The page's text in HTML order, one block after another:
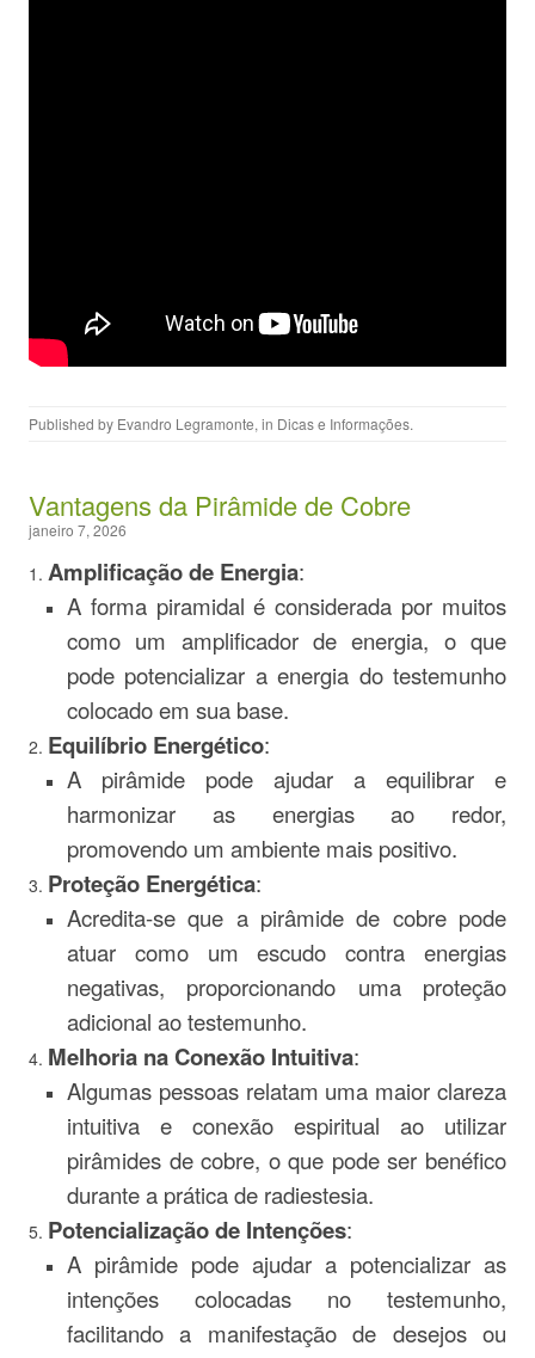
Published by Evandro Legramonte, in Dicas e Informações.
Vantagens da Pirâmide de Cobre
janeiro 7, 2026
Amplificação de Energia:
A forma piramidal é considerada por muitos
como um amplificador de energia, o que
pode potencializar a energia do testemunho
colocado em sua base.
Equilíbrio Energético:
A pirâmide pode ajudar a equilibrar e
harmonizar as energias ao redor,
promovendo um ambiente mais positivo.
Proteção Energética:
Acredita-se que a pirâmide de cobre pode
atuar como um escudo contra energias
negativas, proporcionando uma proteção
adicional ao testemunho.
Melhoria na Conexão Intuitiva:
Algumas pessoas relatam uma maior clareza
intuitiva e conexão espiritual ao utilizar
pirâmides de cobre, o que pode ser benéfico
durante a prática de radiestesia.
Potencialização de Intenções:
A pirâmide pode ajudar a potencializar as
intenções colocadas no testemunho,
facilitando a manifestação de desejos ou